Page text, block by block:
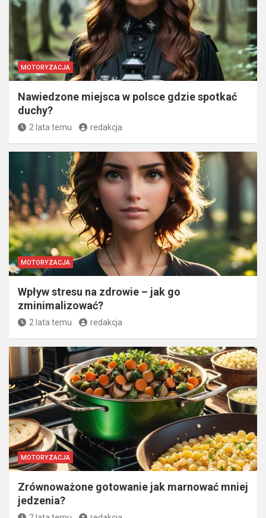
MOTORYZACJA
Nawiedzone miejsca w polsce gdzie spotkać
duchy?
2 lata temu redakcja
MOTORYZACJA
Wpływ stresu na zdrowie – jak go
zminimalizować?
2 lata temu redakcja
MOTORYZACJA
Zrównoważone gotowanie jak marnować mniej
jedzenia?